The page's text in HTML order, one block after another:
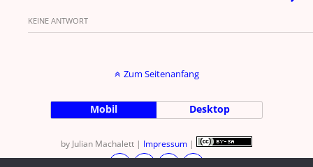
KEINE ANTWORT
Zum Seitenanfang
Mobil Desktop
by Julian Machalett | Impressum |